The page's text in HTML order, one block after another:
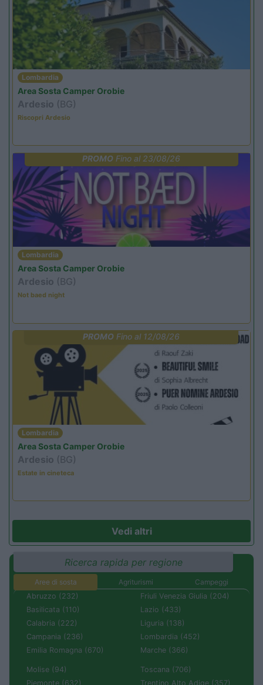
Lombardia
Area Sosta Camper Orobie
Ardesio (BG)
Riscopri Ardesio
PROMO Fino al 23/08/26
Lombardia
Area Sosta Camper Orobie
Ardesio (BG)
Not baed night
PROMO Fino al 12/08/26
Lombardia
Area Sosta Camper Orobie
Ardesio (BG)
Estate in cineteca
Vedi altri
Ricerca rapida per regione
Aree di sosta Agriturismi
Campeggi
Abruzzo (232)
Basilicata (110)
Calabria (222)
Campania (236)
Emilia Romagna (670)
Friuli Venezia Giulia (204)
Lazio (433)
Liguria (138)
Lombardia (452)
Marche (366)
Molise (94)
Piemonte (632)
Toscana (706)
Trentino Alto Adige (357)